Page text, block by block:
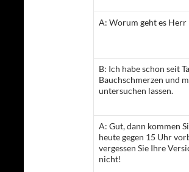
A: Worum geht es Herr
B: Ich habe schon seit
Bauchschmerzen und
untersuchen lassen.
A: Gut, dann kommen
heute gegen 15 Uhr
vergessen Sie Ihre
nicht!